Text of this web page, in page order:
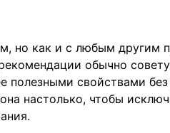
но как и с любым другим
обычно
свойствами
настолько, чтобы